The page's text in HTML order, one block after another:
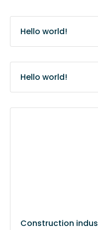
Hello world!
Hello world!
Construction